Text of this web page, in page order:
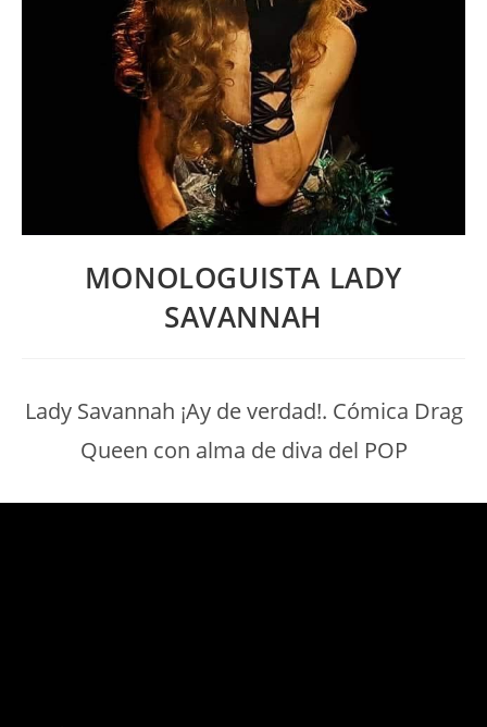
MONOLOGUISTA LADY
SAVANNAH
Lady Savannah ¡Ay de verdad!. Cómica Drag
Queen con alma de diva del POP